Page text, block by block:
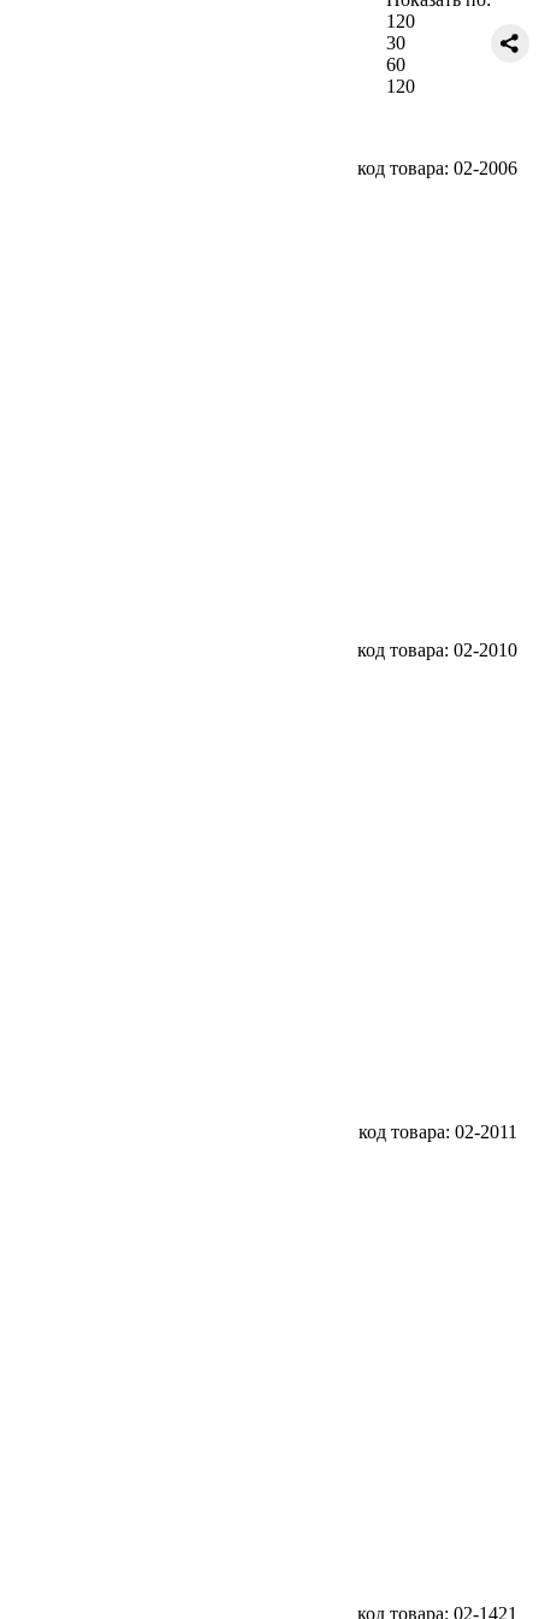
120
30
60
120
код товара: 02-2006
код товара: 02-2010
код товара: 02-2011
код товара: 02-1421